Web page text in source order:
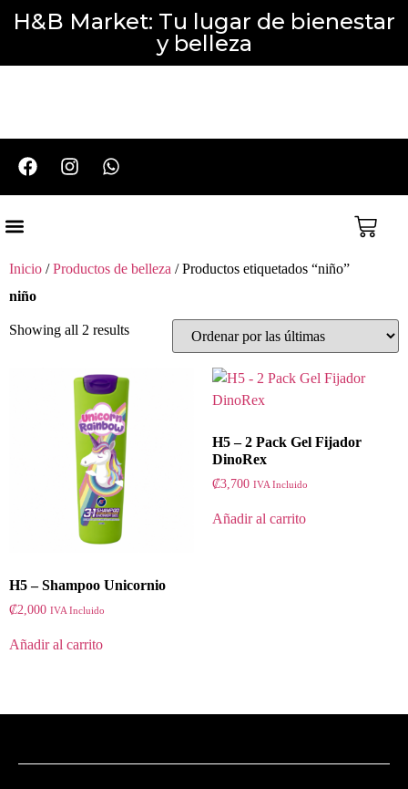
H&B Market: Tu lugar de bienestar
y belleza
Inicio /Productos de belleza / Productos etiquetados “niño”
niño
Showing all 2 results
H5 – Shampoo Unicornio
₡2,000 IVA Incluido
Añadir al carrito
H5 – 2 Pack Gel Fijador
DinoRex
₡3,700 IVA Incluido
Añadir al carrito